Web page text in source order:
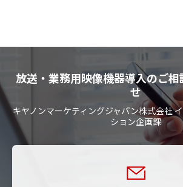
放送・業務用映像機器導入のご
せ
キヤノンマーケティングジャパン株式会社
ション企画課